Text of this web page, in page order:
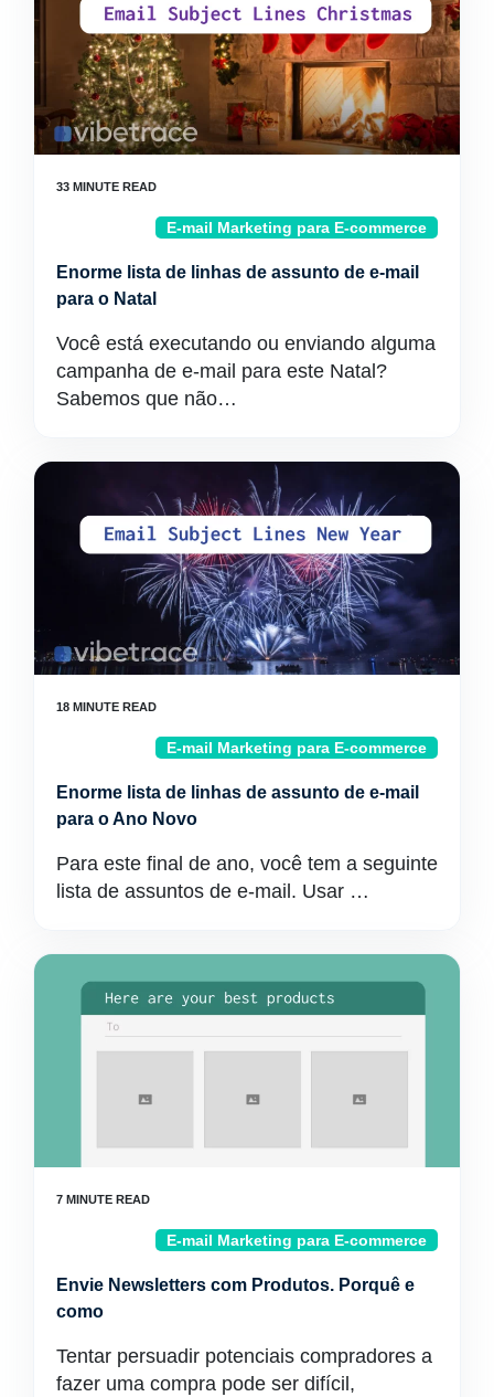
E-mail Marketing para E-commerce
Enorme lista de linhas de assunto de e-mail
para o Natal
Você está executando ou enviando alguma
campanha de e-mail para este Natal?
Sabemos que não…
E-mail Marketing para E-commerce
Enorme lista de linhas de assunto de e-mail
para o Ano Novo
Para este final de ano, você tem a seguinte
lista de assuntos de e-mail. Usar …
E-mail Marketing para E-commerce
Envie Newsletters com Produtos. Porquê e
como
Tentar persuadir potenciais compradores a
fazer uma compra pode ser difícil,